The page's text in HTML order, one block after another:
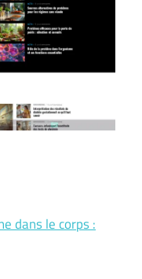
dans le corps :